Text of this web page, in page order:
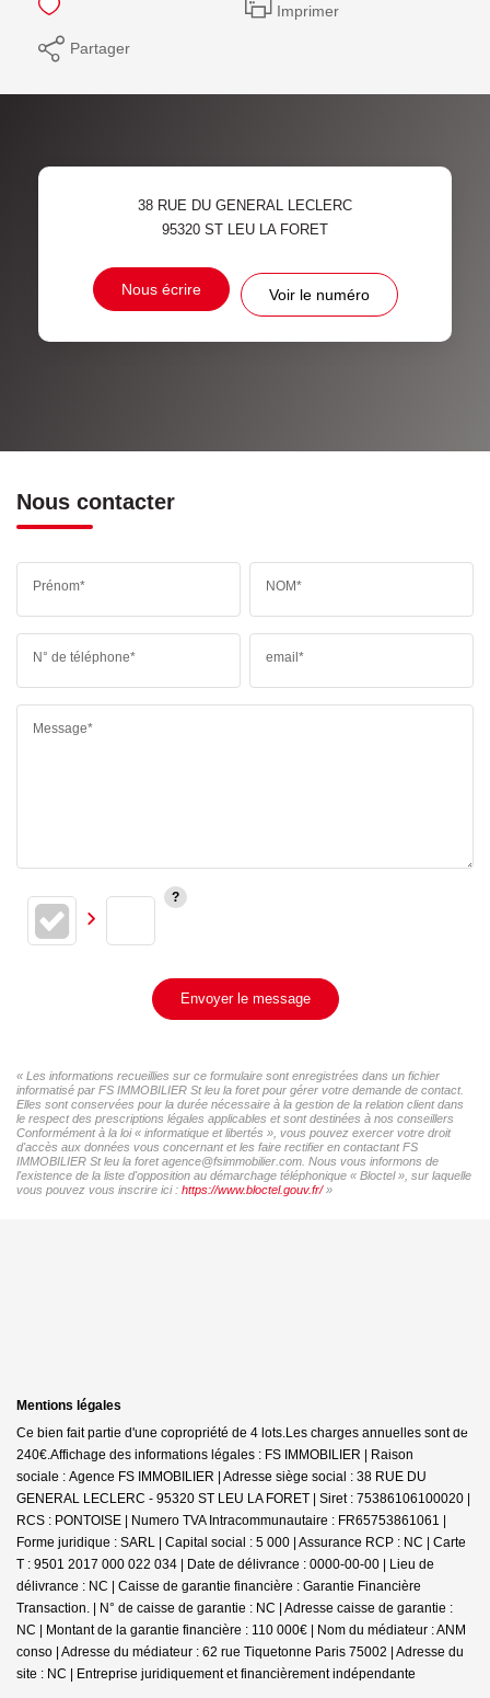
Imprimer
Partager
38 RUE DU GENERAL LECLERC
95320 ST LEU LA FORET
Nous écrire Voir le numéro
Nous contacter
Prénom* NOM*
N° de téléphone* email*
Message*
Envoyer le message
« Les informations recueillies sur ce formulaire sont enregistrées dans un fichier
informatisé par FS IMMOBILIER St leu la foret pour gérer votre demande de contact.
Elles sont conservées pour la durée nécessaire à la gestion de la relation client dans
le respect des prescriptions légales applicables et sont destinées à nos conseillers
Conformément à la loi « informatique et libertés », vous pouvez exercer votre droit
d'accès aux données vous concernant et les faire rectifier en contactant FS
IMMOBILIER St leu la foret agence@fsimmobilier.com. Nous vous informons de
l'existence de la liste d'opposition au démarchage téléphonique « Bloctel », sur laquelle
vous pouvez vous inscrire ici : https://www.bloctel.gouv.fr/»
Mentions légales
Ce bien fait partie d'une copropriété de 4 lots.Les charges annuelles sont de
240€. Affichage des informations légales : FS IMMOBILIER | Raison
sociale : Agence FS IMMOBILIER | Adresse siège social : 38 RUE DU
GENERAL LECLERC - 95320 ST LEU LA FORET | Siret : 75386106100020 |
RCS : PONTOISE | Numero TVA Intracommunautaire : FR65753861061 |
Forme juridique : SARL | Capital social : 5 000 | Assurance RCP : NC | Carte
T : 9501 2017 000 022 034 | Date de délivrance : 0000-00-00 | Lieu de
délivrance : NC | Caisse de garantie financière : Garantie Financière
Transaction. | N° de caisse de garantie : NC | Adresse caisse de garantie :
NC | Montant de la garantie financière : 110 000€ | Nom du médiateur : ANM
conso | Adresse du médiateur : 62 rue Tiquetonne Paris 75002 | Adresse du
site : NC | Entreprise juridiquement et financièrement indépendante